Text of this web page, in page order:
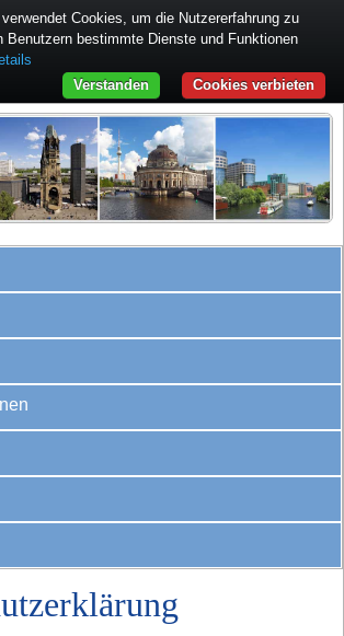
Cookies, um die Nutzererfahrung zu
Benutzern bestimmte Dienste und Funktionen
Cookies verbieten
Verstanden